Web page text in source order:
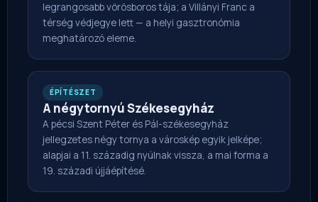
legrangosabb vörösboros tája; a Villányi Franc a
térség védjegye lett — a helyi gasztronómia
meghatározó eleme.
ÉPÍTÉSZET
A négytornyú Székesegyház
A pécsi Szent Péter és Pál-székesegyház
jellegzetes négy tornya a városkép egyik jelképe;
alapjai a 11. századig nyúlnak vissza, a mai forma a
19. századi újjáépítésé.